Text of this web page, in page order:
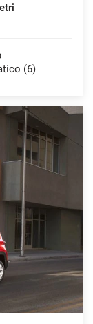
(6)
utente